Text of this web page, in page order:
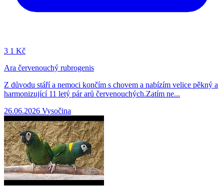
3 1 Kč
Ara červenouchý rubrogenis
Z důvodu stáří a nemoci končím s chovem a nabízím velice pěkný a
harmonizující 11 letý pár arů červenouchých.Zatím ne...
26.06.2026 Vysočina